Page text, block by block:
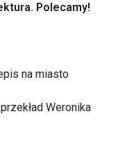
Polecamy!
na miasto
Weronika